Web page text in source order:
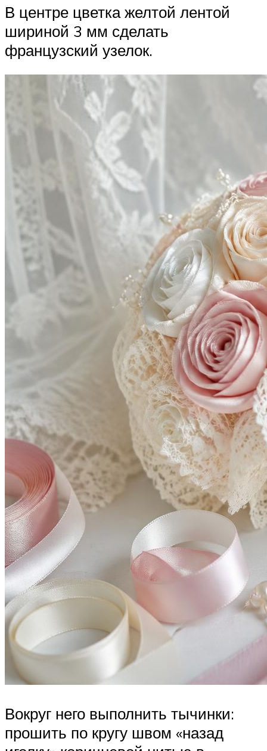
В центре цветка желтой лентой
шириной 3 мм сделать
французский узелок.
Вокруг него выполнить тычинки:
прошить по кругу швом «назад